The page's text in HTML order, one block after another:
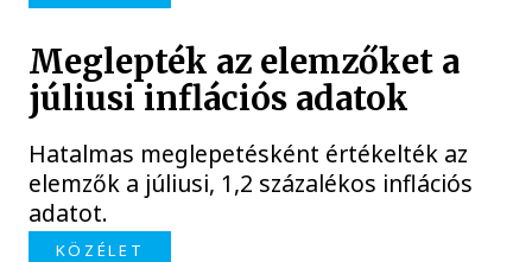
Meglepték az elemzőket a
júliusi inflációs adatok
Hatalmas meglepetésként értékelték az
elemzők a júliusi, 1,2 százalékos inflációs
adatot.
KÖZÉLET